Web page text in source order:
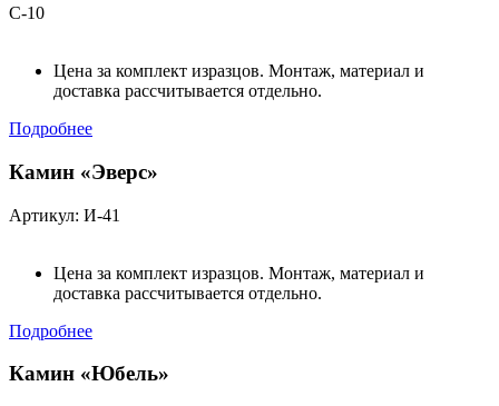
С-10
Цена за комплект изразцов. Монтаж, материал и
доставка рассчитывается отдельно.
Подробнее
Камин «Эверс»
Артикул: И-41
Цена за комплект изразцов. Монтаж, материал и
доставка рассчитывается отдельно.
Подробнее
Камин «Юбель»